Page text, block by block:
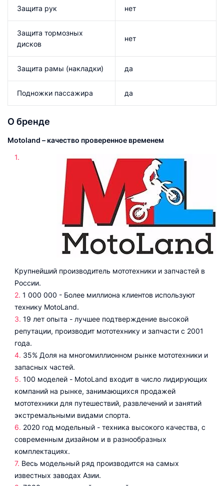
Защита рук нет
Защита тормозных
дисков
нет
Защита рамы (накладки) да
Подножки пассажира да
О бренде
Motoland – качество проверенное временем
Крупнейший производитель мототехники и запчастей в
России.
1 000 000 - Более миллиона клиентов используют
технику MotoLand.
19 лет опыта - лучшее подтверждение высокой
репутации, производит мототехнику и запчасти с 2001
года.
35% Доля на многомиллионном рынке мототехники и
запасных частей.
100 моделей - MotoLand входит в число лидирующих
компаний на рынке, занимающихся продажей
мототехники для путешествий, развлечений и занятий
экстремальными видами спорта.
2020 год модельный - техника высокого качества, с
современным дизайном и в разнообразных
комплектациях.
Весь модельный ряд производится на самых
известных заводах Азии.